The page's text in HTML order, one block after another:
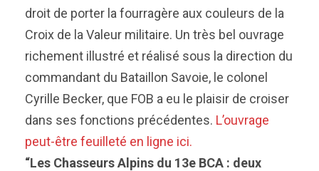
droit de porter la fourragère aux couleurs de la
Croix de la Valeur militaire. Un très bel ouvrage
richement illustré et réalisé sous la direction du
commandant du Bataillon Savoie, le colonel
Cyrille Becker, que FOB a eu le plaisir de croiser
dans ses fonctions précédentes. L’ouvrage
peut-être feuilleté en ligne ici.
“Les Chasseurs Alpins du 13e BCA : deux